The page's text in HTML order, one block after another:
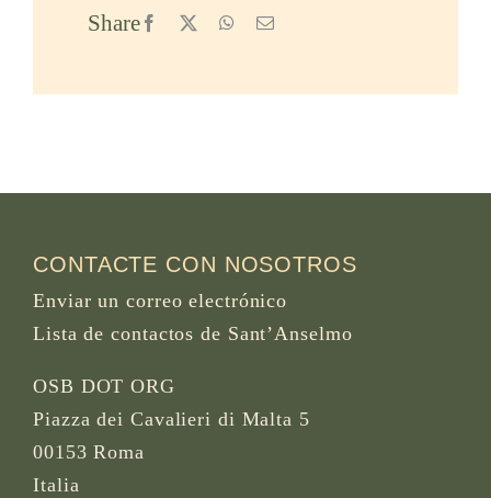
Share Facebook WhatsApp
Email
CONTACTE CON NOSOTROS
Enviar un correo electrónico
Lista de contactos de Sant’Anselmo
OSB DOT ORG
Piazza dei Cavalieri di Malta 5
00153 Roma
Italia